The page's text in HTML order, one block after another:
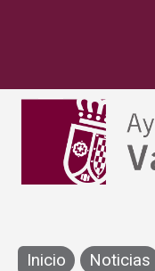
Inicio Noticias